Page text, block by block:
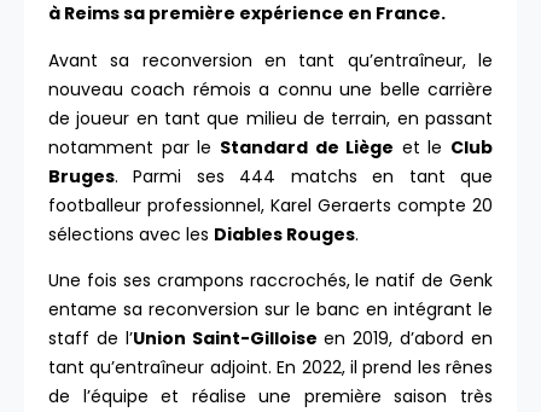
à Reims sa première expérience en France.
Avant sa reconversion en tant qu’entraîneur, le
nouveau coach rémois a connu une belle carrière
de joueur en tant que milieu de terrain, en passant
notamment par le Standard de Liège et le Club
Bruges. Parmi ses 444 matchs en tant que
footballeur professionnel, Karel Geraerts compte 20
sélections avec les Diables Rouges.
Une fois ses crampons raccrochés, le natif de Genk
entame sa reconversion sur le banc en intégrant le
staff de l’Union Saint-Gilloise en 2019, d’abord en
tant qu’entraîneur adjoint. En 2022, il prend les rênes
de l’équipe et réalise une première saison très